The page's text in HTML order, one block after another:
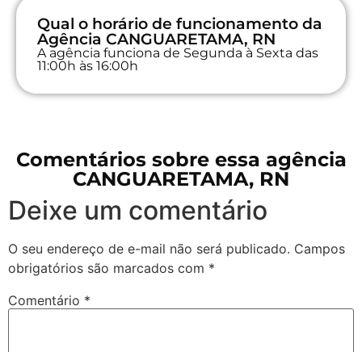
Qual o horário de funcionamento da
Agência CANGUARETAMA, RN
A agência funciona de Segunda à Sexta das
11:00h às 16:00h
Comentários sobre essa agência
CANGUARETAMA, RN
Deixe um comentário
O seu endereço de e-mail não será publicado. Campos
obrigatórios são marcados com *
Comentário *